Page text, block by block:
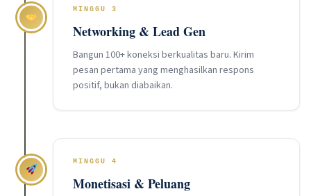
MINGGU 3
Networking & Lead Gen
Bangun 100+ koneksi berkualitas baru. Kirim
pesan pertama yang menghasilkan respons
positif, bukan diabaikan.
MINGGU 4
Monetisasi & Peluang